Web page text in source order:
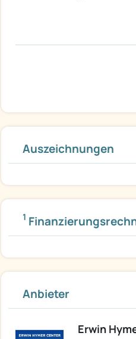
Auszeichnungen
1
Anbieter
Erwin